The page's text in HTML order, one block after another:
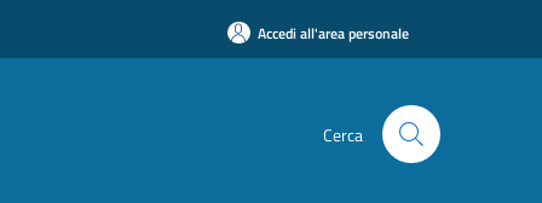
Accedi all'area personale
Cerca